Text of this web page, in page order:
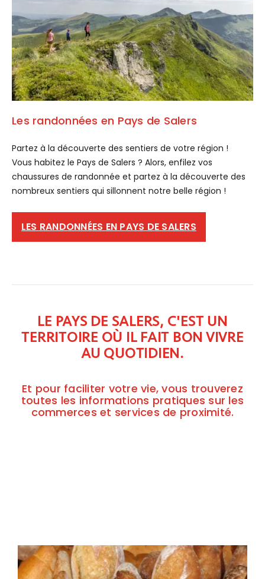
Les randonnées en Pays de Salers
Partez à la découverte des sentiers de votre région !
Vous habitez le Pays de Salers ? Alors, enfilez vos
chaussures de randonnée et partez à la découverte des
nombreux sentiers qui sillonnent notre belle région !
LES RANDONNÉES EN PAYS DE SALERS
LE PAYS DE SALERS, C'EST UN
TERRITOIRE OÙ IL FAIT BON VIVRE
AU QUOTIDIEN.
Et pour faciliter votre vie, vous trouverez
toutes les informations pratiques sur les
commerces et services de proximité.